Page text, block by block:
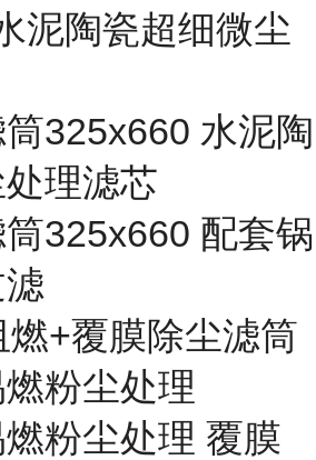
泥陶瓷超细微尘
325x660 水泥陶
理滤芯
325x660 配套锅
+覆膜除尘滤筒
粉尘处理
粉尘处理 覆膜